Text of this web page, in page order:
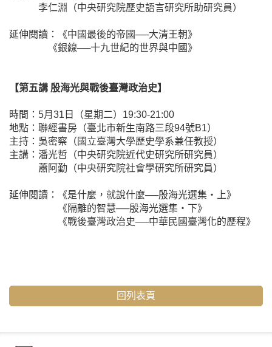
李仁淵（中央研究院歷史語言研究所助研究員）
延伸閱讀：
《中國最後的帝國──大清王朝》
《銀線──十九世紀的世界與中國》
【第五講 殷海光與戰後臺灣政治史】
時間：5月31日（星期二）19:30-21:00
地點：聯經書房（臺北市新生南路三段94號B1）
主持：吳密察（國立臺灣大學歷史學系兼任教授）
主講：潘光哲（中央研究院近代史研究所研究員）
蕭阿勤（中央研究院社會學研究所研究員）
延伸閱讀：
《是什麼，就說什麼──殷海光選集‧上》
《隔離的智慧──殷海光選集‧下》
《戰後臺灣政治史──中華民國臺灣化的歷程》
回列表頁